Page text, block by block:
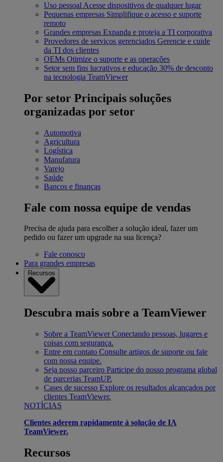
Uso pessoal Acesse dispositivos de qualquer lugar
Pequenas empresas Simplifique o acesso e suporte
remoto
Grandes empresas Expanda e proteja a TI corporativa
Provedores de serviços gerenciados Gerencie e cuide
da TI dos clientes
OEMs Otimize o suporte e as operações
Setor sem fins lucrativos e educação 30% de desconto
na tecnologia TeamViewer
Por setor Principais soluções
organizadas por setor
Automotiva
Agricultura
Logística
Manufatura
Varejo
Saúde
Bancos e finanças
Fale com nossa equipe de vendas
Precisa de ajuda para escolher a solução ideal, fazer um
pedido ou fazer um upgrade na sua licença?
Fale conosco
Para grandes empresas
Recursos
Descubra mais sobre a TeamViewer
Sobre a TeamViewer Conectando pessoas, lugares e
coisas com segurança.
Entre em contato Consulte artigos de suporte ou fale
com nossa equipe.
Seja nosso parceiro Participe do nosso programa global
de parcerias TeamUP.
Cases de sucesso Explore os resultados alcançados por
clientes TeamViewer.
NOTÍCIAS
Clientes aderem rapidamente à solução de IA
TeamViewer.
Recursos